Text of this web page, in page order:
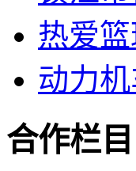
热爱
动力
合作栏目